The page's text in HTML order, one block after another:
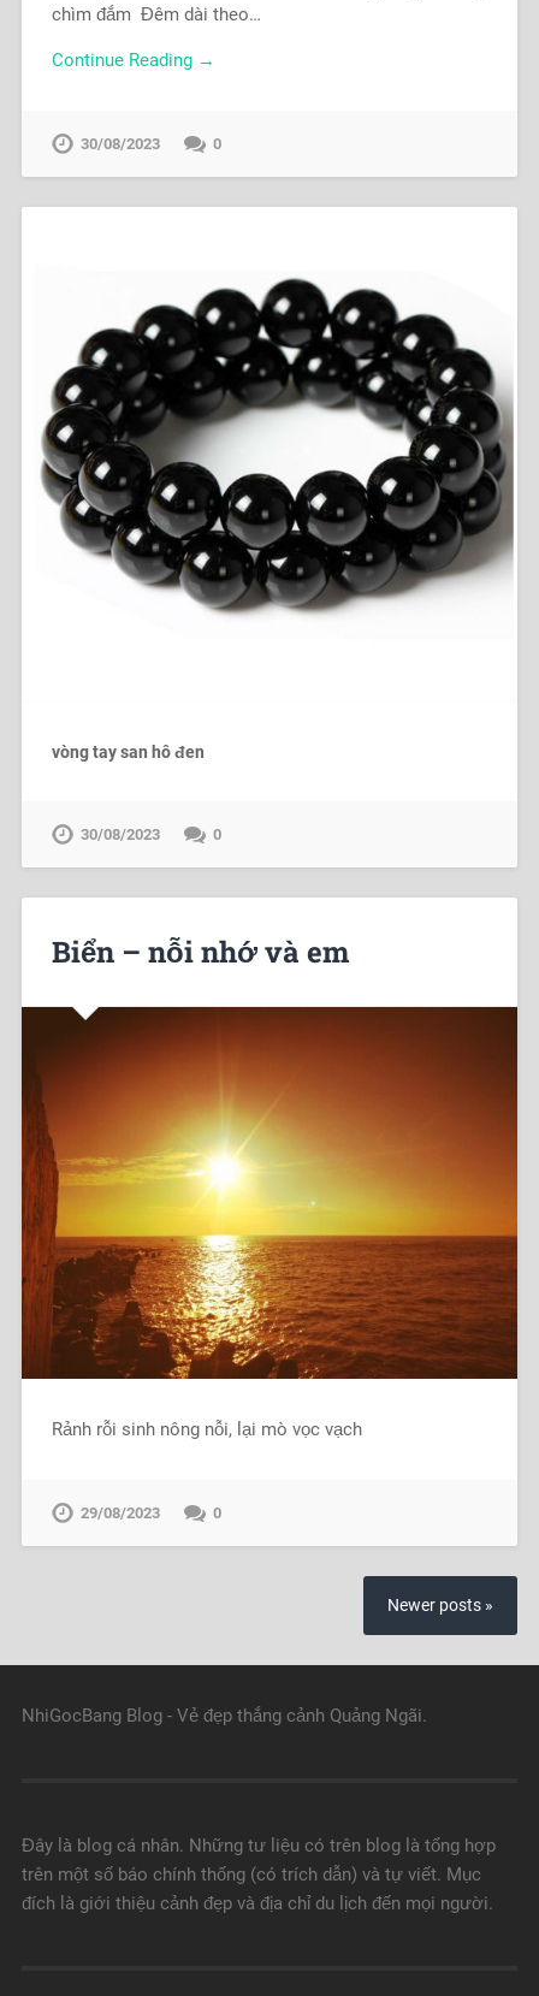
chìm đắm Đêm dài theo…
Continue Reading →
30/08/2023 0
vòng tay san hô đen
30/08/2023 0
Biển – nỗi nhớ và em
Rảnh rỗi sinh nông nỗi, lại mò vọc vạch
29/08/2023 0
Newer posts »
NhiGocBang Blog - Vẻ đẹp thắng cảnh Quảng Ngãi.
Đây là blog cá nhân. Những tư liệu có trên blog là tổng hợp
trên một số báo chính thống (có trích dẫn) và tự viết. Mục
đích là giới thiệu cảnh đẹp và địa chỉ du lịch đến mọi người.